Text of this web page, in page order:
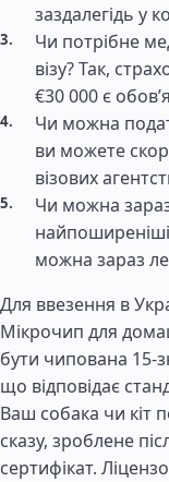
заздалегідь у
Чи потрібне
візу? Так,
€30 000 є
Чи можна
ви можете
візових
Чи можна зараз
можна зараз
Для ввезення в
Мікрочип для
бути чипована
що відповідає
Ваш собака чи кіт
сказу, зроблене
сертифікат.